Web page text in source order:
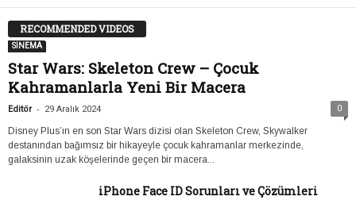
RECOMMENDED VIDEOS
SİNEMA
Star Wars: Skeleton Crew – Çocuk
Kahramanlarla Yeni Bir Macera
Editör - 29 Aralık 2024 0
Disney Plus’ın en son Star Wars dizisi olan Skeleton Crew, Skywalker
destanından bağımsız bir hikayeyle çocuk kahramanlar merkezinde,
galaksinin uzak köşelerinde geçen bir macera...
iPhone Face ID Sorunları ve Çözümleri